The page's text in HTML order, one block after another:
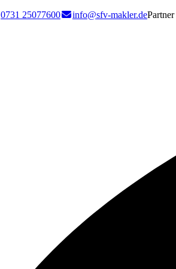
0731 25077600 info@sfv-makler.de